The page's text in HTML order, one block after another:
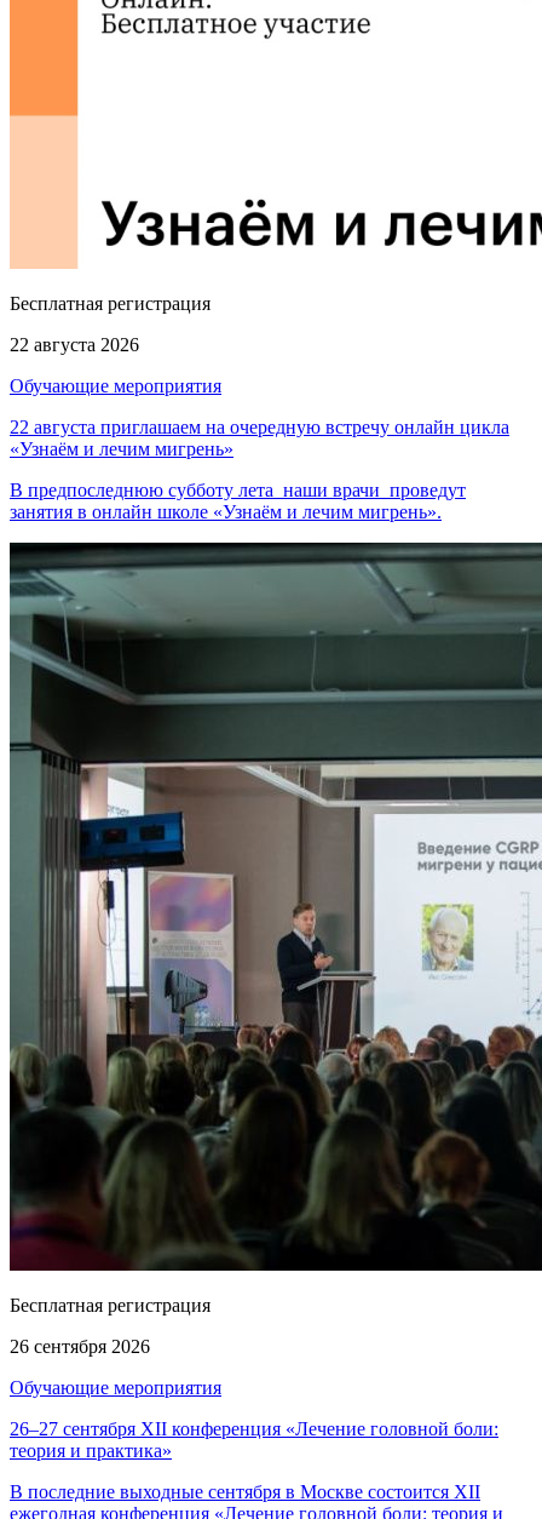
Бесплатная регистрация
22 августа 2026
Обучающие мероприятия
22 августа приглашаем на очередную встречу онлайн цикла
«Узнаём и лечим мигрень»
В предпоследнюю субботу лета наши врачи проведут
занятия в онлайн школе «Узнаём и лечим мигрень».
Бесплатная регистрация
26 сентября 2026
Обучающие мероприятия
26–27 сентября XII конференция «Лечение головной боли:
теория и практика»
В последние выходные сентября в Москве состоится XII
ежегодная конференция «Лечение головной боли: теория и